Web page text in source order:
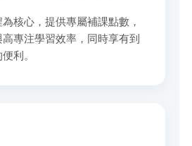
核心，提供專屬補課點數，
專注學習效率，同時享有到
利。